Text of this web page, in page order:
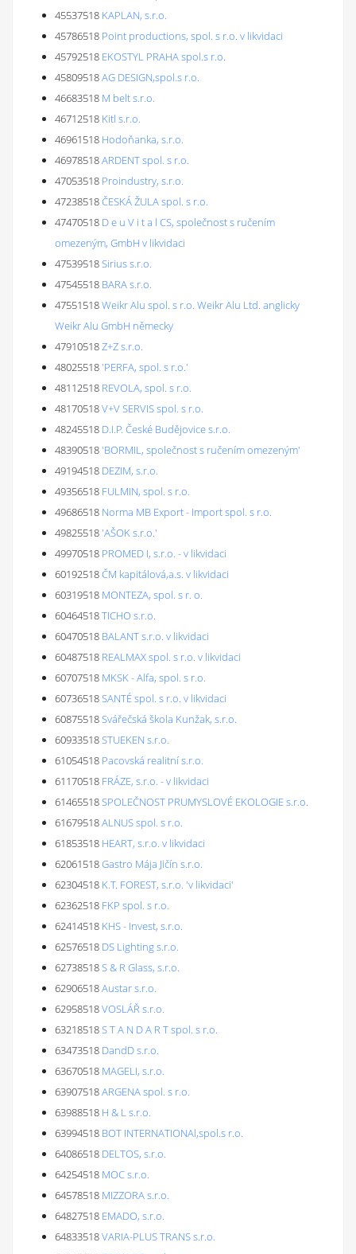
45537518 KAPLAN, s.r.o.
45786518 Point productions, spol. s r.o. v likvidaci
45792518 EKOSTYL PRAHA spol.s r.o.
45809518AG DESIGN,spol.s r.o.
46683518 M belt s.r.o.
46712518 Kitl s.r.o.
46961518 Hodoňanka, s.r.o.
46978518ARDENT spol. s r.o.
47053518 Proindustry, s.r.o.
47238518ČESKÁ ŽULA spol. s r.o.
47470518 D e u V i t a l CS, společnost s ručením
omezeným, GmbH v likvidaci
47539518Sirius s.r.o.
47545518 BARA s.r.o.
47551518Weikr Alu spol. s r.o. Weikr Alu Ltd. anglicky
Weikr Alu GmbH německy
47910518Z+Z s.r.o.
48025518'PERFA, spol. s r.o.'
48112518 REVOLA, spol. s r.o.
48170518V+V SERVIS spol. s r.o.
48245518 D.I.P. České Budějovice s.r.o.
48390518'BORMIL, společnost s ručením omezeným'
49194518 DEZIM, s.r.o.
49356518 FULMIN, spol. s r.o.
49686518 Norma MB Export - Import spol. s r.o.
49825518'AŠOK s.r.o.'
49970518 PROMED I, s.r.o. - v likvidaci
60192518ČM kapitálová,a.s. v likvidaci
60319518 MONTEZA, spol. s r. o.
60464518TICHO s.r.o.
60470518 BALANT s.r.o. v likvidaci
60487518 REALMAX spol. s r.o. v likvidaci
60707518 MKSK - Alfa, spol. s r.o.
60736518SANTÉ spol. s r.o. v likvidaci
60875518Svářečská škola Kunžak, s.r.o.
60933518STUEKEN s.r.o.
61054518 Pacovská realitní s.r.o.
61170518 FRÁZE, s.r.o. - v likvidaci
61465518SPOLEČNOST PRUMYSLOVÉ EKOLOGIE s.r.o.
61679518ALNUS spol. s r.o.
61853518 HEART, s.r.o. v likvidaci
62061518Gastro Mája Jičín s.r.o.
62304518 K.T. FOREST, s.r.o. 'v likvidaci'
62362518 FKP spol. s r.o.
62414518 KHS - Invest, s.r.o.
62576518 DS Lighting s.r.o.
62738518S & R Glass, s.r.o.
62906518Austar s.r.o.
62958518VOSLÁŘ s.r.o.
63218518S T A N D A R T spol. s r.o.
63473518 DandD s.r.o.
63670518 MAGELI, s.r.o.
63907518ARGENA spol. s r.o.
63988518 H & L s.r.o.
63994518 BOT INTERNATIONAl,spol.s r.o.
64086518 DELTOS, s.r.o.
64254518 MOC s.r.o.
64578518 MIZZORA s.r.o.
64827518 EMADO, s.r.o.
64833518VARIA-PLUS TRANS s.r.o.